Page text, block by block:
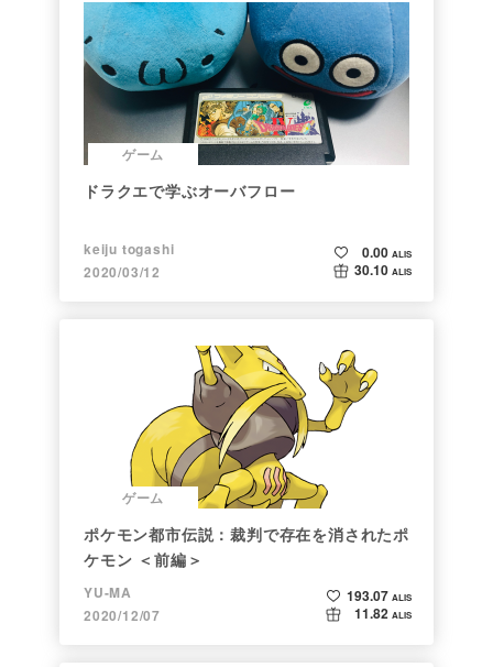
ゲーム
ドラクエで学ぶオーバフロー
keiju togashi
2020/03/12
0.00 ALIS
30.10 ALIS
ゲーム
ポケモン都市伝説：裁判で存在を消されたポ
ケモン ＜前編＞
YU-MA
2020/12/07
193.07 ALIS
11.82 ALIS